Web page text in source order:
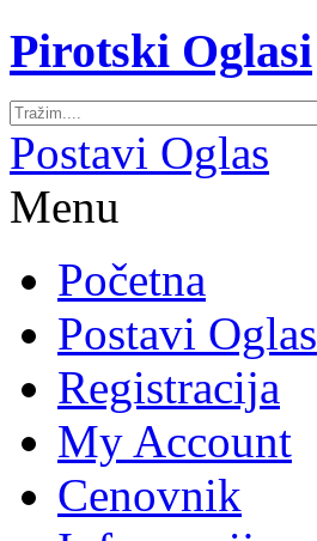
Pirotski Oglasi
Postavi Oglas
Menu
Početna
Postavi Oglas
Registracija
My Account
Cenovnik